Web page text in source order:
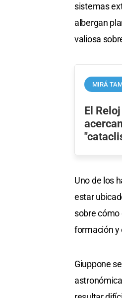
sistemas
albergan
valiosa
MIRÁ
El
Uno de los
estar
sobre cómo
formación y
Giuppone